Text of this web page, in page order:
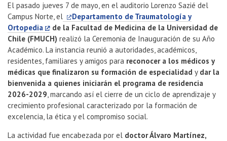
El pasado jueves 7 de mayo, en el auditorio Lorenzo Sazié del
Campus Norte, el
Departamento de Traumatología y
Ortopedia
de la Facultad de Medicina de la Universidad de
Chile (FMUCH) realizó la Ceremonia de Inauguración de su Año
Académico. La instancia reunió a autoridades, académicos,
residentes, familiares y amigos para reconocer a los médicos y
médicas que finalizaron su formación de especialidad y dar la
bienvenida a quienes iniciarán el programa de residencia
2026-2029, marcando así el cierre de un ciclo de aprendizaje y
crecimiento profesional caracterizado por la formación de
excelencia, la ética y el compromiso social.
La actividad fue encabezada por el doctor Álvaro Martínez,